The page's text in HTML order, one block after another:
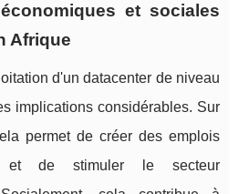
et sociales
Afrique
d'un datacenter de niveau
implications considérables. Sur
permet de créer des emplois
et de stimuler le secteur